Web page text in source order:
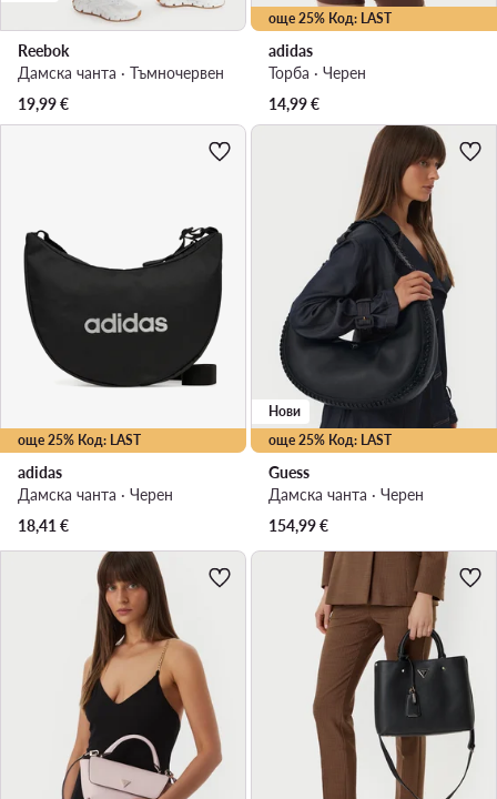
Reebok
Дамска чанта · Тъмночервен
19,99€
още 25% Код: LAST
adidas
Торба · Черен
14,99€
още 25% Код: LAST
adidas
Дамска чанта · Черен
18,41 €
още 25% Код: LAST
Нови
Guess
Дамска чанта · Черен
154,99€